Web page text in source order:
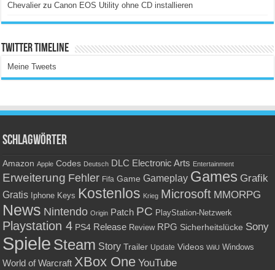
Chevalier zuCanon EOS Utility ohne CD installieren
Twitter Timeline
Meine Tweets
Schlagwörter
Amazon Apple Codes Deutsch DLC Electronic Arts Entertainment
Erweiterung Fehler Fifa Game Gameplay Games Grafik
Gratis Iphone Keys Kostenlos Krieg Microsoft MMORPG
News Nintendo Origin Patch PC PlayStation-Netzwerk
Playstation 4 PS4 Release Review RPG Sicherheitslücke Sony
Spiele Steam Story Trailer Update Videos WiiU Windows
World of Warcraft XBox One YouTube